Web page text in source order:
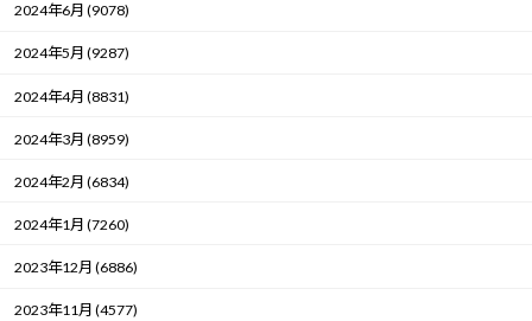
2024年6月 (9078)
2024年5月 (9287)
2024年4月 (8831)
2024年3月 (8959)
2024年2月 (6834)
2024年1月 (7260)
2023年12月 (6886)
2023年11月 (4577)